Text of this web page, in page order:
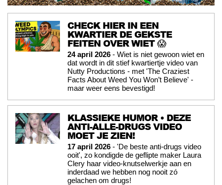
CHECK HIER IN EEN
KWARTIER DE GEKSTE
FEITEN OVER WIET 😱
24 april 2026 - Wiet is niet gewoon wiet en
dat wordt in dit stief kwartiertje video van
Nutty Productions - met 'The Craziest
Facts About Weed You Won’t Believe' -
maar weer eens bevestigd!
KLASSIEKE HUMOR • DEZE
ANTI-ALLE-DRUGS VIDEO
MOET JE ZIEN!
17 april 2026 - 'De beste anti-drugs video
ooit', zo kondigde de geflipte maker Laura
Clery haar video-knutselwerkje aan en
inderdaad we hebben nog nooit zó
gelachen om drugs!